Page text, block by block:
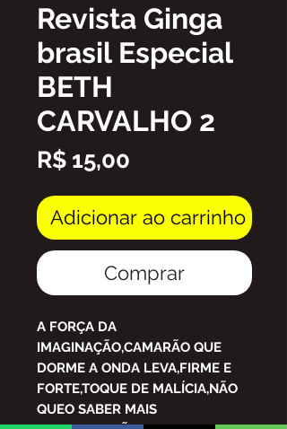
Revista Ginga
brasil Especial
BETH
CARVALHO 2
R$ 15,00
Adicionar ao carrinho
Comprar
A FORÇA DA
IMAGINAÇÃO,CAMARÃO QUE
DORME A ONDA LEVA,FIRME E
FORTE,TOQUE DE MALÍCIA,NÃO
QUEO SABER MAIS